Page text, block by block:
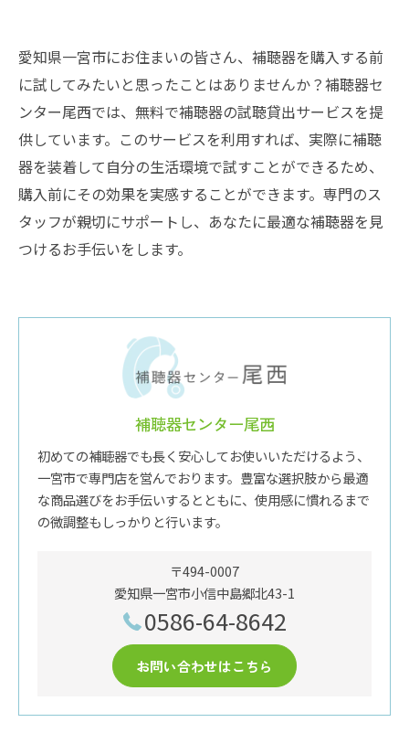
愛知県一宮市にお住まいの皆さん、補聴器を購入する前
に試してみたいと思ったことはありませんか？補聴器セ
ンター尾西では、無料で補聴器の試聴貸出サービスを提
供しています。このサービスを利用すれば、実際に補聴
器を装着して自分の生活環境で試すことができるため、
購入前にその効果を実感することができます。専門のス
タッフが親切にサポートし、あなたに最適な補聴器を見
つけるお手伝いをします。
補聴器センター尾西
初めての補聴器でも長く安心してお使いいただけるよう、
一宮市で専門店を営んでおります。豊富な選択肢から最適
な商品選びをお手伝いするとともに、使用感に慣れるまで
の微調整もしっかりと行います。
〒494-0007
愛知県一宮市小信中島郷北43-1
0586-64-8642
お問い合わせはこちら